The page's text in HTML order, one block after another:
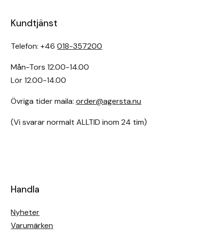
Kundtjänst
Telefon: +46018-357200
Mån-Tors 12.00-14.00
Lör 12.00-14.00
Övriga tider maila:order@agersta.nu
(Vi svarar normalt ALLTID inom 24 tim)
Handla
Nyheter
Varumärken